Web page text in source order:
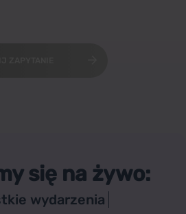
się na żywo:
wydarzenia